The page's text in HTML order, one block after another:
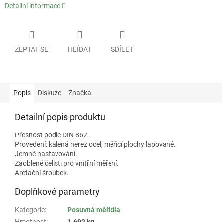
Detailní informace
ZEPTAT SE HLÍDAT SDÍLET
Popis Diskuze Značka
Detailní popis produktu
Přesnost podle DIN 862.
Provedení: kalená nerez ocel, měřicí plochy lapované.
Jemné nastavování.
Zaoblené čelisti pro vnitřní měření.
Aretační šroubek.
Doplňkové parametry
Kategorie:
Posuvná měřidla